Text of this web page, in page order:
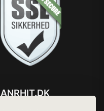
ANRHIT.DK